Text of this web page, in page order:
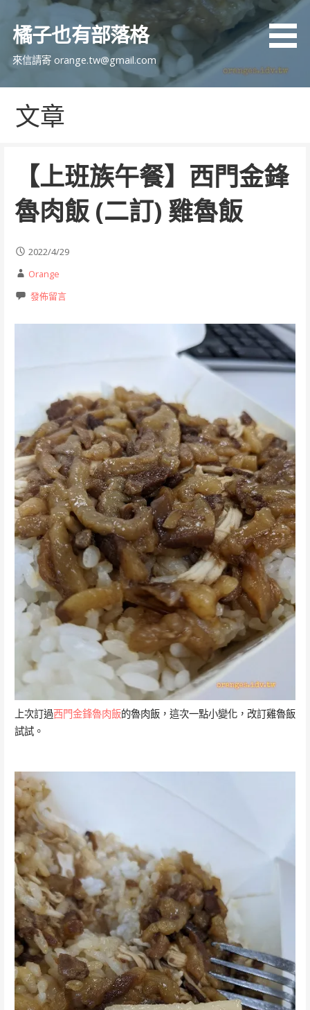
橘子也有部落格
來信請寄 orange.tw@gmail.com
文章
【上班族午餐】西門金鋒
魯肉飯 (二訂) 雞魯飯
2022/4/29
Orange
發佈留言
上次訂過西門金鋒魯肉飯的魯肉飯，這次一點小變化，改訂雞魯飯
試試。